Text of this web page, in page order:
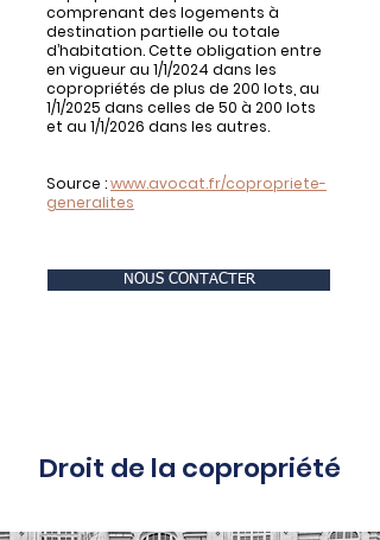
comprenant des logements à
destination partielle ou totale
d’habitation. Cette obligation entre
en vigueur au 1/1/2024 dans les
copropriétés de plus de 200 lots, au
1/1/2025 dans celles de 50 à 200 lots
et au 1/1/2026 dans les autres.
Source :www.avocat.fr/copropriete-
generalites
NOUS CONTACTER
Droit de la copropriété